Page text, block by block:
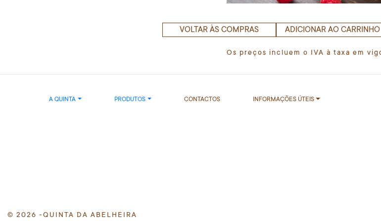
VOLTAR ÀS COMPRAS ADICIONAR AO CARRINHO
Os preços incluem o IVA à taxa em
A QUINTA PRODUTOS CONTACTOS INFORMAÇÕES ÚTEIS
© 2026 -QUINTA DA ABELHEIRA